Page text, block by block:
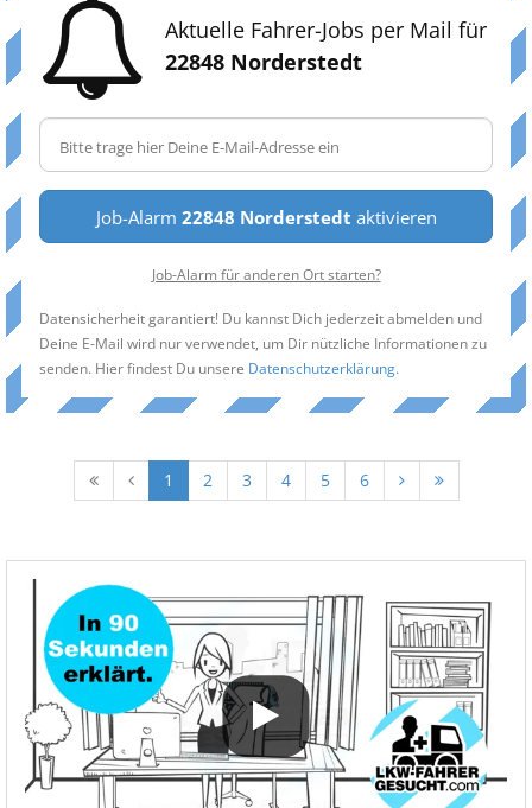
Aktuelle Fahrer-Jobs per Mail für
22848 Norderstedt
Job-Alarm 22848 Norderstedt aktivieren
Job-Alarm für anderen Ort starten?
Datensicherheit garantiert! Du kannst Dich jederzeit abmelden und
Deine E-Mail wird nur verwendet, um Dir nützliche Informationen zu
senden. Hier findest Du unsere Datenschutzerklärung.
1 2 3 4 5 6